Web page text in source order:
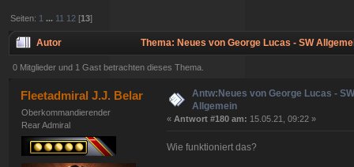
Seiten: 1 ... 11 12 [13]
Autor Thema: Neues von George Lucas - SW
0 Mitglieder und 1 Gast betrachten dieses Thema.
Fleetadmiral J.J. Belar
Oberkommandierender
Rear Admiral
Antw:Neues von George Lucas -
Allgemein
« Antwort #180 am: 15.05.21, 09:22 »
Wie funktioniert das?